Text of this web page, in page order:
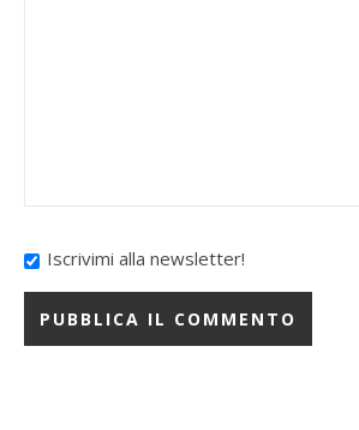
Iscrivimi alla newsletter!